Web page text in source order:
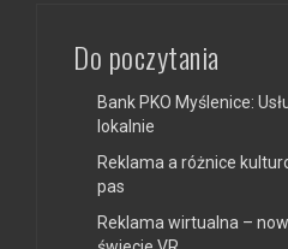
Do poczytania
Bank PKO Myślenice:
lokalnie
Reklama a różnice
pas
Reklama wirtualna –